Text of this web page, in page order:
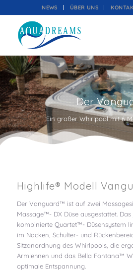
NEWS ÜBER UNS
Der
Ein großer Whirlpool mit 6
Highlife® Modell
Der Vanguard™ ist auf zwei
Massage™- DX Düse ausgestattet.
kombinierte Quartet™- Düsensystem
im Nacken, Schulter- und
Sitzanordnung des Whirlpools, die
Armlehnen und das Bella Fontana™
optimale Entspannung.